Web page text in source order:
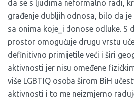
da se s ljudima neformalno radi,
građenje dubljih odnosa, bilo da
sa onima koje_i donose odluke. S
prostor omogućuje drugu vrstu
definitivno primijetile veći i širi
aktivnosti jer nisu omeđene
više LGBTIQ osoba širom BiH
aktivnosti i to me neizmjerno